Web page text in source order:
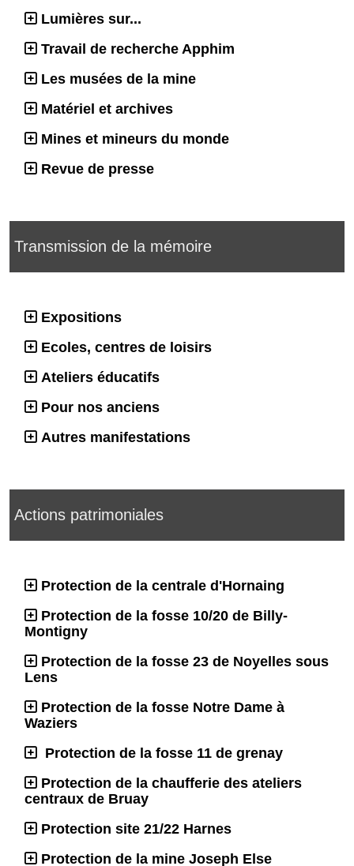
Lumières sur...
Travail de recherche Apphim
Les musées de la mine
Matériel et archives
Mines et mineurs du monde
Revue de presse
Transmission de la mémoire
Expositions
Ecoles, centres de loisirs
Ateliers éducatifs
Pour nos anciens
Autres manifestations
Actions patrimoniales
Protection de la centrale d'Hornaing
Protection de la fosse 10/20 de Billy-
Montigny
Protection de la fosse 23 de Noyelles sous
Lens
Protection de la fosse Notre Dame à
Waziers
Protection de la fosse 11 de grenay
Protection de la chaufferie des ateliers
centraux de Bruay
Protection site 21/22 Harnes
Protection de la mine Joseph Else